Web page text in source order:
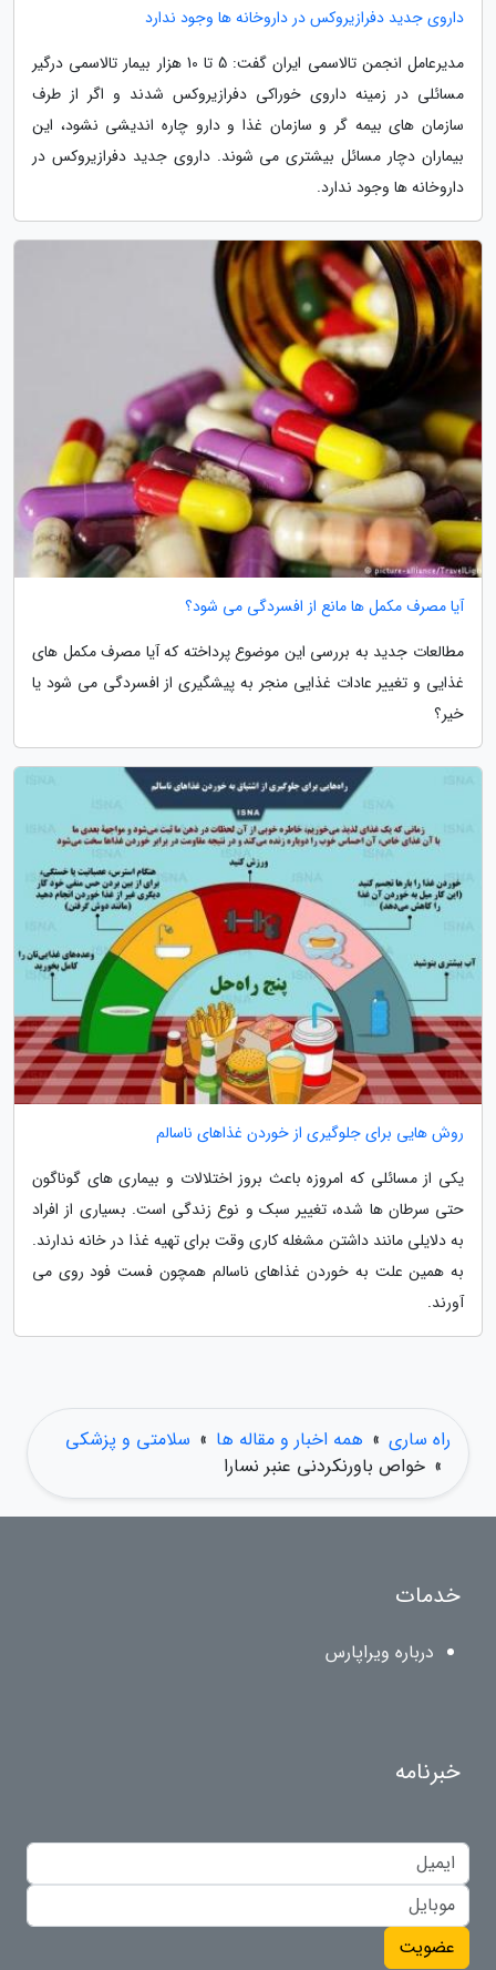
داروی جدید دفرازیروکس در داروخانه ها وجود ندارد
مدیرعامل انجمن تالاسمی ایران گفت: 5 تا 10 هزار بیمار تالاسمی درگیر
مسائلی در زمینه داروی خوراکی دفرازیروکس شدند و اگر از طرف
سازمان های بیمه گر و سازمان غذا و دارو چاره اندیشی نشود، این
بیماران دچار مسائل بیشتری می شوند. داروی جدید دفرازیروکس در
داروخانه ها وجود ندارد.
آیا مصرف مکمل ها مانع از افسردگی می شود؟
مطالعات جدید به بررسی این موضوع پرداخته که آیا مصرف مکمل های
غذایی و تغییر عادات غذایی منجر به پیشگیری از افسردگی می شود یا
خیر؟
روش هایی برای جلوگیری از خوردن غذاهای ناسالم
یکی از مسائلی که امروزه باعث بروز اختلالات و بیماری های گوناگون
حتی سرطان ها شده، تغییر سبک و نوع زندگی است. بسیاری از افراد
به دلایلی مانند داشتن مشغله کاری وقت برای تهیه غذا در خانه ندارند.
به همین علت به خوردن غذاهای ناسالم همچون فست فود روی می
آورند.
راه ساری » همه اخبار و مقاله ها » سلامتی و پزشکی
» خواص باورنکردنی عنبر نسارا
خدمات
درباره ویراپارس
خبرنامه
عضویت